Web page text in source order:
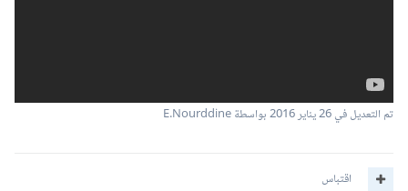
تم التعديل في26 يناير 2016 بواسطة E.Nourddine
اقتباس